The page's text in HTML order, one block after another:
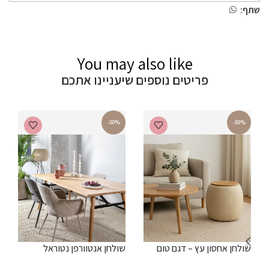
שתף:
You may also like
פריטים נוספים שיעניינו אתכם
-30%
שולחן אחסון עץ – דגם טום
-30%
שולחן אנטוורפן נטוראל